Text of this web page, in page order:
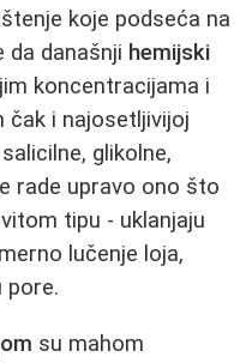
koje podseća na
da današnji hemijski
koncentracijama i
čak i najosetljivijoj
glikolne,
rade upravo ono što
tipu - uklanjaju
lučenje loja,
pore.
su mahom